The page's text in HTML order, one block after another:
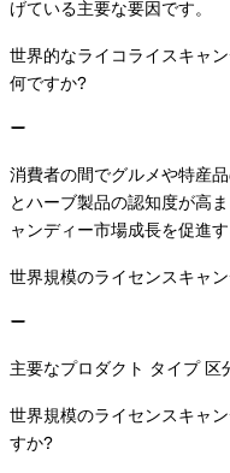
げている主要な要因です。
世界的なライコライスキャ
何ですか?
消費者の間でグルメや特産
とハーブ製品の認知度が高
ャンディー市場成長を促進
世界規模のライセンスキャ
主要なプロダクト タイプ 区
世界規模のライセンスキャ
すか?